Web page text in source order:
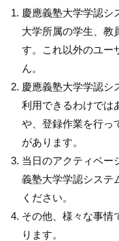
慶應義塾大学学認シ
大学所属の学生、教
す。これ以外のユー
ん。
慶應義塾大学学認シ
利用できるわけでは
や、登録作業を行っ
があります。
当日のアクティベー
義塾大学学認システ
ください。
その他、様々な事情
ります。